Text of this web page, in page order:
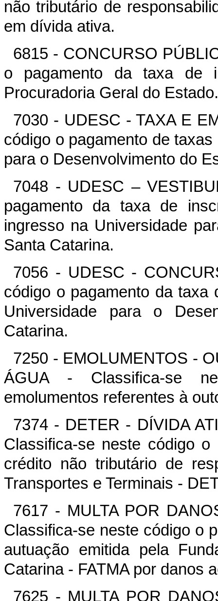
não tributário de
em dívida ativa.
6815 - CONCURSO
o pagamento da taxa de
Procuradoria Geral do Estado.
7030 - UDESC - TAXA E
código o pagamento de
para o Desenvolvimento do
7048 - UDESC –
pagamento da taxa de
ingresso na Universidade
Santa Catarina.
7056 - UDESC -
código o pagamento da taxa
Universidade para o
Catarina.
7250 - EMOLUMENTOS -
ÁGUA - Classifica-se
emolumentos referentes à
7374 - DETER - DÍVIDA
Classifica-se neste código
crédito não tributário de
Transportes e Terminais -
7617 - MULTA POR
Classifica-se neste código o
autuação emitida pela
Catarina - FATMA por danos
7625 - MULTA POR